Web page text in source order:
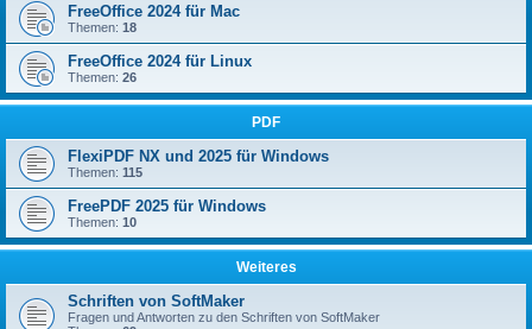
FreeOffice 2024 für Mac
Themen: 18
FreeOffice 2024 für Linux
Themen: 26
PDF
FlexiPDF NX und 2025 für Windows
Themen: 115
FreePDF 2025 für Windows
Themen: 10
Weiteres
Schriften von SoftMaker
Fragen und Antworten zu den Schriften von SoftMaker